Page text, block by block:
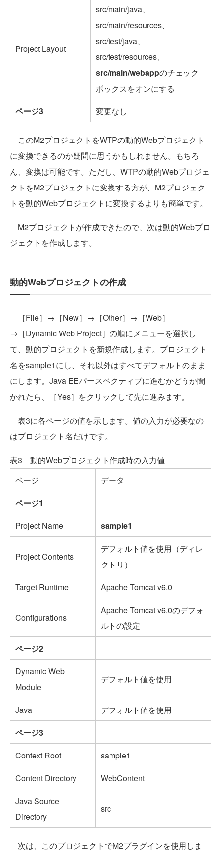
Project Layout
src/main/java、
src/main/resources、
src/test/java、
src/test/resources、
src/main/webappのチェック
ボックスをオンにする
ページ3
変更なし
このM2プロジェクトをWTPの動的Webプロジェクト
に変換できるのか疑問に思うかもしれません。もちろ
ん、変換は可能です。ただし、WTPの動的Webプロジェ
クトをM2プロジェクトに変換する方が、M2プロジェク
トを動的Webプロジェクトに変換するよりも簡単です。
M2プロジェクトが作成できたので、次は動的Webプロ
ジェクトを作成します。
動的Webプロジェクトの作成
［File］→［New］→［Other］→［Web］
→［Dynamic Web Project］の順にメニューを選択し
て、動的プロジェクトを新規作成します。プロジェクト
名をsample1にし、それ以外はすべてデフォルトのまま
にします。Java EEパースペクティブに進むかどうか聞
かれたら、［Yes］をクリックして先に進みます。
表3に各ページの値を示します。値の入力が必要なの
はプロジェクト名だけです。
表3 動的Webプロジェクト作成時の入力値
ページ
データ
ページ1
Project Name
sample1
Project Contents
デフォルト値を使用（ディレ
クトリ）
Target Runtime
Apache Tomcat v6.0
Configurations
Apache Tomcat v6.0のデフォ
ルトの設定
ページ2
Dynamic Web
Module
デフォルト値を使用
Java
デフォルト値を使用
ページ3
Context Root
sample1
Content Directory
WebContent
Java Source
Directory
src
次は、このプロジェクトでM2プラグインを使用しま